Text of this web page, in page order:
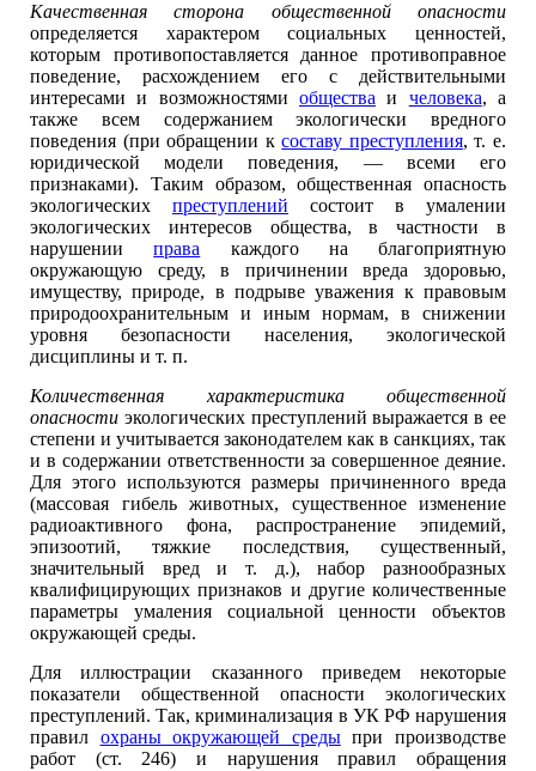
Качественная сторона общественной опасности
определяется характером социальных ценностей,
которым противопоставляется данное противоправное
поведение, расхождением его с действительными
интересами и возможностями общества и человека, а
также всем содержанием экологически вредного
поведения (при обращении ксоставу преступления, т. е.
юридической модели поведения, — всеми его
признаками). Таким образом, общественная опасность
экологических преступлений состоит в умалении
экологических интересов общества, в частности в
нарушенииправа каждого на благоприятную
окружающую среду, в причинении вреда здоровью,
имуществу, природе, в подрыве уважения к правовым
природоохранительным и иным нормам, в снижении
уровня безопасности населения, экологической
дисциплины и т. п.
Количественная характеристика общественной
опасности экологических преступлений выражается в ее
степени и учитывается законодателем как в санкциях, так
и в содержании ответственности за совершенное деяние.
Для этого используются размеры причиненного вреда
(массовая гибель животных, существенное изменение
радиоактивного фона, распространение эпидемий,
эпизоотий, тяжкие последствия, существенный,
значительный вред и т. д.), набор разнообразных
квалифицирующих признаков и другие количественные
параметры умаления социальной ценности объектов
окружающей среды.
Для иллюстрации сказанного приведем некоторые
показатели общественной опасности экологических
преступлений. Так, криминализация в УК РФ нарушения
правил охраны окружающей средыпри производстве
работ (ст. 246) и нарушения правил обращения